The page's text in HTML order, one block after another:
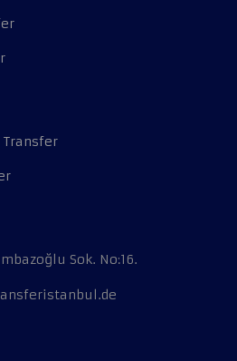
Sok. No:16.